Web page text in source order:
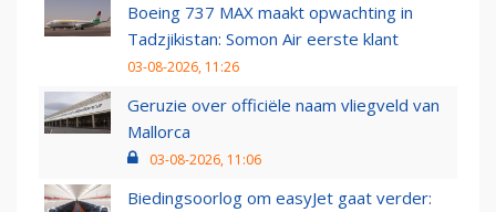
Boeing 737 MAX maakt opwachting in
Tadzjikistan: Somon Air eerste klant
03-08-2026, 11:26
Geruzie over officiële naam vliegveld van
Mallorca
03-08-2026, 11:06
Biedingsoorlog om easyJet gaat verder: